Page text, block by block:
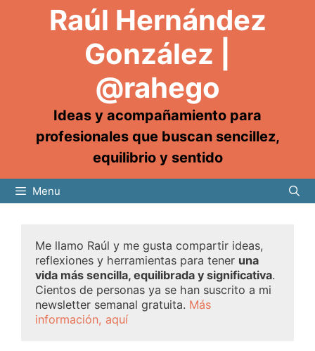
Raúl Hernández
González |
@rahego
Ideas y acompañamiento para
profesionales que buscan sencillez,
equilibrio y sentido
Menu
Me llamo Raúl y me gusta compartir ideas,
reflexiones y herramientas para tener una
vida más sencilla, equilibrada y significativa.
Cientos de personas ya se han suscrito a mi
newsletter semanal gratuita. Más
información, aquí